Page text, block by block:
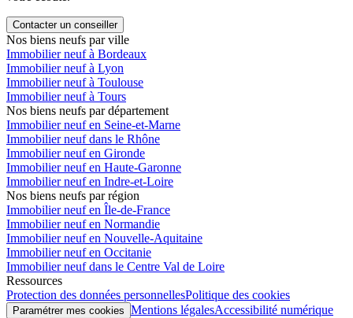
Contacter un conseiller
Nos biens neufs par ville
Immobilier neuf à Bordeaux
Immobilier neuf à Lyon
Immobilier neuf à Toulouse
Immobilier neuf à Tours
Nos biens neufs par département
Immobilier neuf en Seine-et-Marne
Immobilier neuf dans le Rhône
Immobilier neuf en Gironde
Immobilier neuf en Haute-Garonne
Immobilier neuf en Indre-et-Loire
Nos biens neufs par région
Immobilier neuf en Île-de-France
Immobilier neuf en Normandie
Immobilier neuf en Nouvelle-Aquitaine
Immobilier neuf en Occitanie
Immobilier neuf dans le Centre Val de Loire
Ressources
Protection des données personnellesPolitique des cookies
Paramétrer mes cookies Mentions légalesAccessibilité numérique